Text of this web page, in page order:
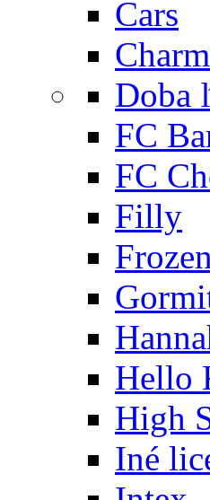
Cars
Doba
FC
FC
Filly
Frozen
Hello
High
Iné